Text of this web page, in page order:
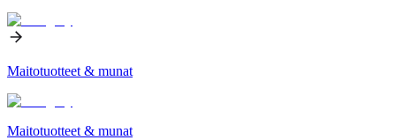
Maitotuotteet & munat
Maitotuotteet & munat